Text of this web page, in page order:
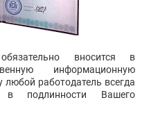
вносится в
информационную
работодатель всегда
в подлинности Вашего